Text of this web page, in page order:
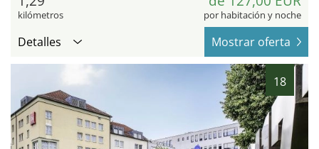
kilómetros por habitación y noche
Detalles Mostrar oferta
18